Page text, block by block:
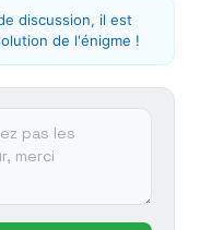
discussion, il est
de l'énigme !